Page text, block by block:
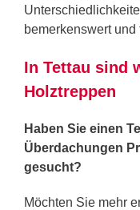
bemerkenswert
In Tettau sind
Holztreppen
Haben Sie einen
Überdachungen
gesucht?
Möchten Sie mehr